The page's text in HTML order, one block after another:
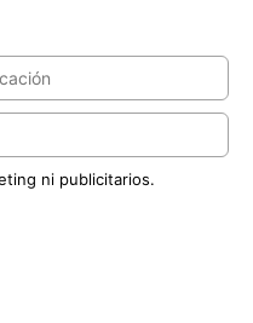
ni publicitarios.